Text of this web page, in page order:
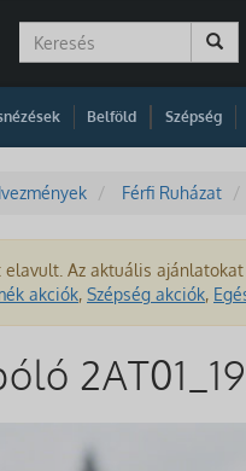
Belföld Szépség
Férfi Ruházat
elavult. Az aktuális
akciók, Szépség akciók,